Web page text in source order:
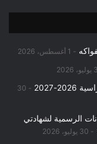
1 أغسطس، 2026
2027
30
الرسمية لشهادتي
30 يوليو، 2026